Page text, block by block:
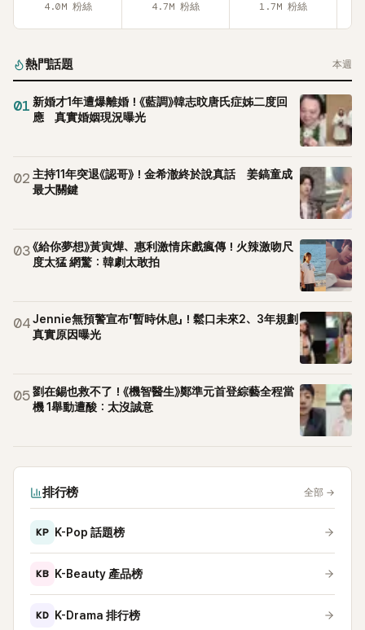
4.0M 粉絲 4.7M 粉絲 1.7M 粉絲
熱門話題 本週
01 新婚才1年遭爆離婚！《藍調》韓志旼唐氏症姊二度回
應 真實婚姻現況曝光
02 主持11年突退《認哥》！金希澈終於說真話 姜鎬童成
最大關鍵
03《給你夢想》黃寅燁、惠利激情床戲瘋傳！火辣激吻尺
度太猛 網驚：韓劇太敢拍
04Jennie無預警宣布「暫時休息」！鬆口未來2、3年規劃
真實原因曝光
05劉在錫也救不了！《機智醫生》鄭準元首登綜藝全程當
機 1舉動遭酸：太沒誠意
排行榜 全部 →
KP K-Pop 話題榜
KB K-Beauty 產品榜
KD K-Drama 排行榜